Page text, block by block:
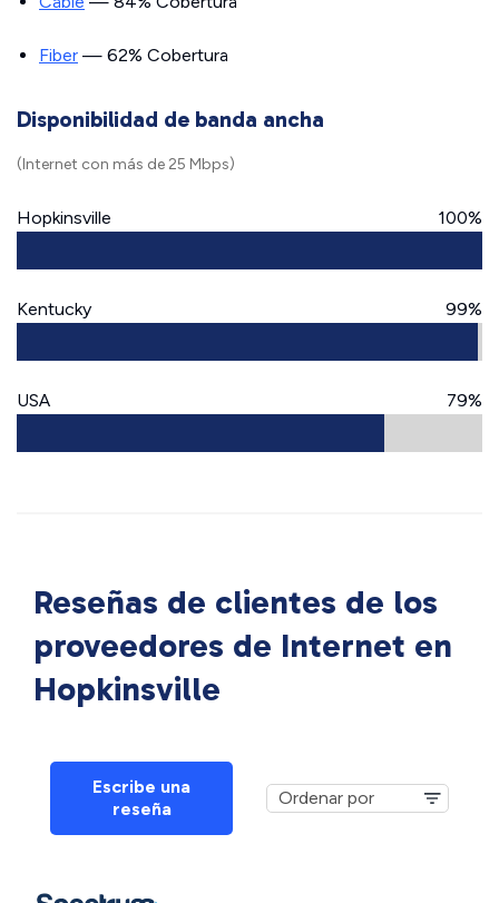
Fiber — 62% Cobertura
Disponibilidad de banda ancha
(Internet con más de 25 Mbps)
Hopkinsville 100%
Kentucky 99%
USA 79%
Reseñas de clientes de los
proveedores de Internet en
Hopkinsville
Escribe una
reseña